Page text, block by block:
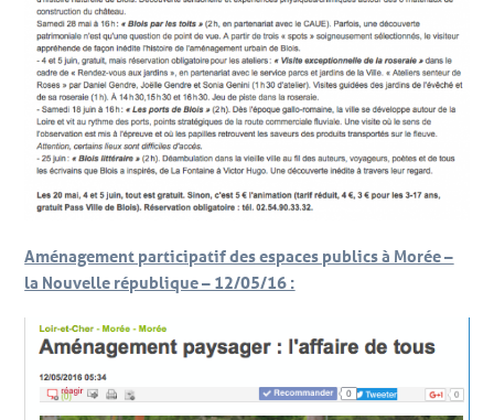
Aménagement participatif des espaces publics à Morée –
la Nouvelle république – 12/05/16 :